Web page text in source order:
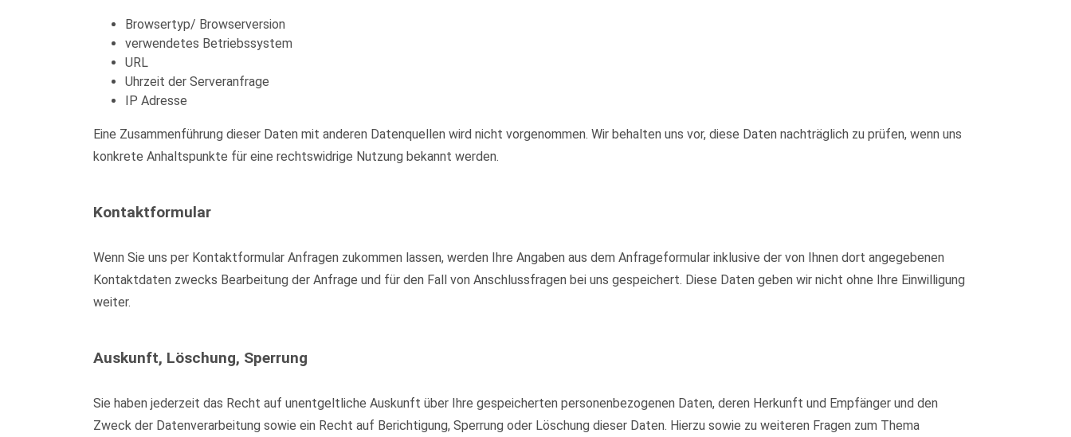
Browsertyp/ Browserversion
verwendetes Betriebssystem
URL
Uhrzeit der Serveranfrage
IP Adresse
Eine Zusammenführung dieser Daten mit anderen Datenquellen wird nicht vorgenommen. Wir behalten uns vor, diese Daten nachträglich zu prüfen, wenn uns
konkrete Anhaltspunkte für eine rechtswidrige Nutzung bekannt werden.
Kontaktformular
Wenn Sie uns per Kontaktformular Anfragen zukommen lassen, werden Ihre Angaben aus dem Anfrageformular inklusive der von Ihnen dort angegebenen
Kontaktdaten zwecks Bearbeitung der Anfrage und für den Fall von Anschlussfragen bei uns gespeichert. Diese Daten geben wir nicht ohne Ihre Einwilligung
weiter.
Auskunft, Löschung, Sperrung
Sie haben jederzeit das Recht auf unentgeltliche Auskunft über Ihre gespeicherten personenbezogenen Daten, deren Herkunft und Empfänger und den
Zweck der Datenverarbeitung sowie ein Recht auf Berichtigung, Sperrung oder Löschung dieser Daten. Hierzu sowie zu weiteren Fragen zum Thema